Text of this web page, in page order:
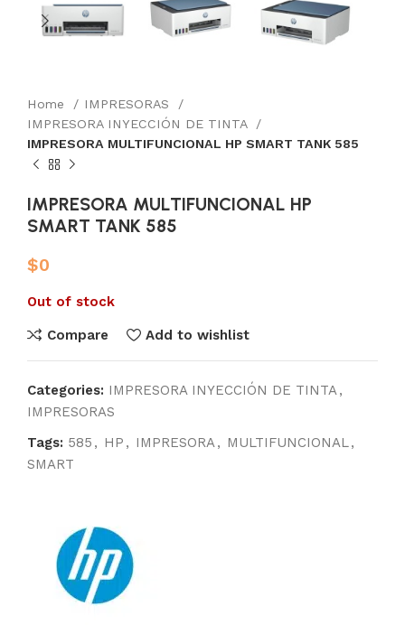
Home
IMPRESORAS
IMPRESORA INYECCIÓN DE TINTA
IMPRESORA MULTIFUNCIONAL HP SMART TANK 585
IMPRESORA MULTIFUNCIONAL HP
SMART TANK 585
$0
Out of stock
Compare Add to wishlist
Categories: IMPRESORA INYECCIÓN DE TINTA,
IMPRESORAS
Tags: 585 , HP , IMPRESORA, MULTIFUNCIONAL,
SMART